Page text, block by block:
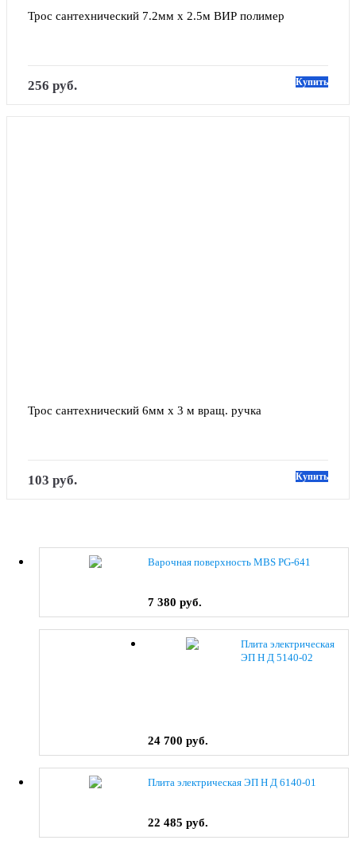
Трос сантехнический 7.2мм х 2.5м ВИР полимер
256 руб. Купить
Трос сантехнический 6мм х 3 м вращ. ручка
103 руб. Купить
Варочная поверхность MBS PG-641
7 380 руб.
Плита электрическая
ЭП Н Д 5140-02
24 700 руб.
Плита электрическая ЭП Н Д 6140-01
22 485 руб.